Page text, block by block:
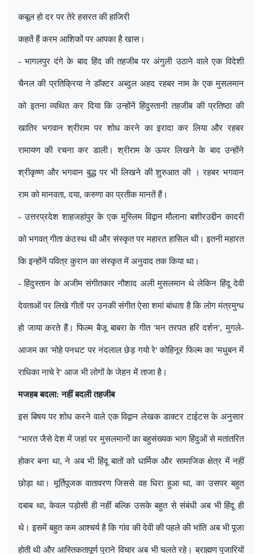
कबूल हो दर पर तेरे हसरत की हाजिरी
कहतें हैं करम आशिकों पर आपका है खास।
- भागलपुर दंगे के बाद हिंद की तहजीब पर अंगुली उठाने वाले एक विदेशी
चैनल की प्रतिक्रिया ने डॉक्टर अब्दुल अहद रहबर नाम के एक मुसलमान
को इतना व्यथित कर दिया कि उन्होंनें हिंदुस्तानी तहजीब की प्रतिष्ठा की
खातिर भगवान श्रीराम पर शोध करने का इरादा कर लिया और रहबर
रामायण की रचना कर डाली। श्रीराम के ऊपर लिखने के बाद उन्होंने
श्रीकृष्ण और भगवान बुद्ध पर भी लिखने की शुरुआत की । रहबर भगवान
राम को मानवता,दया,करुणा का प्रतीक मानतें हैं।
- उत्तरप्रदेश शाहजहांपुर के एक मुस्लिम विद्वान मौलाना बशीरउद्दीन कादरी
को भगवत् गीता कंठस्थ थी और संस्कृत पर महारत हासिल थी। इतनी महारत
कि इन्होंनें पवित्र कुरान का संस्कृत में अनुवाद तक किया था।
- हिंदुस्तान के अजीम संगीतकार नौशाद अली मुसलमान थे लेकिन हिंदू देवी
देवताओं पर लिखे गीतों पर उनकी संगीत ऐसा शमां बांधता है कि लोग मंत्रमुग्ध
हो जाया करते हैं। फिल्म बैजू बाबरा के गीत 'मन तरपत हरि दर्शन',मुगले-
आजम का 'मोहे पनधट पर नंदलाल छेड़ गयो रे'कोहिनूर फिल्म का 'मधुबन में
राधिका नाचे रे' आज भी लोगों के जेहन में ताजा है।
मजहब बदला: नहीं बदली तहजीब
इस बिषय पर शोध करने वाले एक विद्वान लेखक डाक्टर टाईटस के अनुसार
"भारत जैसे देश में जहां पर मुसलमानों का बहुसंख्यक भाग हिंदुओं से मतांतरित
होकर बना था,ने अब भी हिंदू बातों को धार्मिक और सामाजिक क्षेत्र में नहीं
छोड़ा था। मूर्तिपूजक वातावरण जिससे वह धिरा हुआ था,का उसपर बहुत
दबाब था,केवल पड़ोसी ही नहीं बल्कि उसके बहुत से संबंधी अब भी हिंदू ही
थे। इसमें बहुत कम आश्चर्य है कि गांव की देवी की पहले की भांति अब भी पूजा
होती थी और आस्तिकतापूर्ण पुराने विचार अब भी चलते रहे। ब्राह्मण पुजारियों